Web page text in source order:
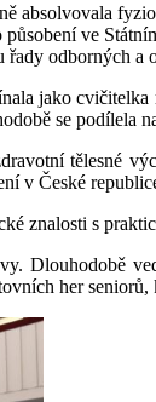
ve
odborných
jako
se podílela
tělesné
v České
znalosti s
Dlouhodobě
her